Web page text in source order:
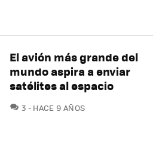
El avión más grande del
mundo aspira a enviar
satélites al espacio
3 COMENTARIOS
HACE 9 AÑOS